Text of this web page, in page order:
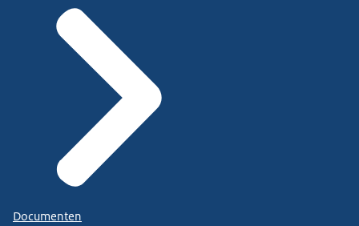
Documenten